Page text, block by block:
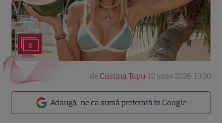
8
Adaugă-ne ca sursă preferată în Google
de Cristina Țapu, 12 iunie 2026, 13:30